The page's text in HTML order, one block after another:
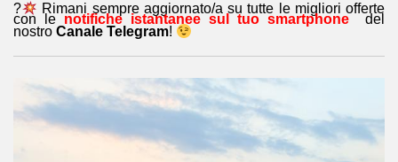
? Rimani sempre aggiornato/a su tutte le migliori offerte
con le notifiche istantanee sul tuo smartphone
del
nostro Canale Telegram!